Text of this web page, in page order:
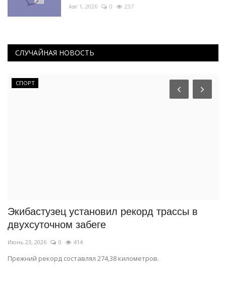
Авг 1, 2026 0 237
СЛУЧАЙНАЯ НОВОСТЬ
СПОРТ
Экибастузец установил рекорд трассы в
двухсуточном забеге
Июнь 23, 2026 0 414
Прежний рекорд составлял 274,38 километров.